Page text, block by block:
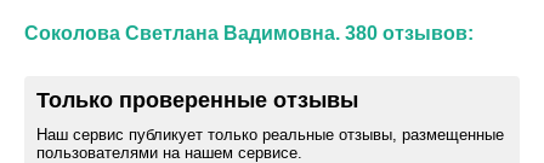
Соколова Светлана Вадимовна. 380 отзывов:
Только проверенные отзывы
Наш сервис публикует только реальные отзывы, размещенные
пользователями на нашем сервисе.